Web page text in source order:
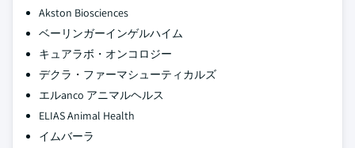
Akston Biosciences
ベーリンガーインゲルハイム
キュアラボ・オンコロジー
デクラ・ファーマシューティカルズ
エルanco アニマルヘルス
ELIAS Animal Health
イムバーラ